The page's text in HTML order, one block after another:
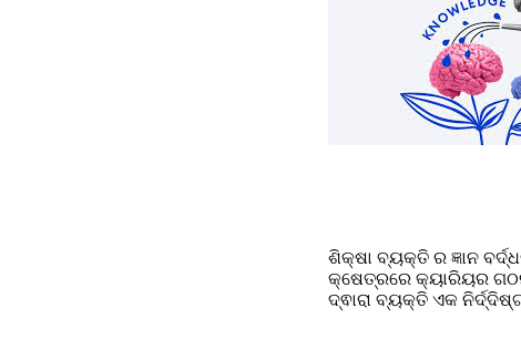
ଶିକ୍ଷା ବ୍ୟକ୍ତି ର ଜ୍ଞାନ
କ୍ଷେତ୍ରରେ କ୍ୟାରିୟର
ଦ୍ଵାରା ବ୍ୟକ୍ତି ଏକ